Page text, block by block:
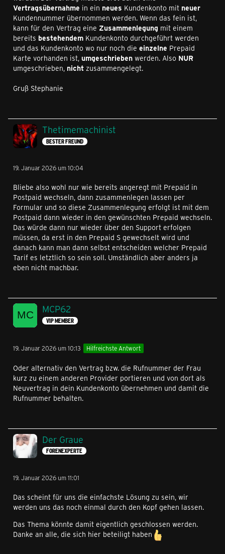
Vertragsübernahme in ein neues Kundenkonto mit neuer
Kundennummer übernommen werden. Wenn das fein ist,
kann für den Vertrag eine Zusammenlegung mit einem
bereits bestehendem Kundenkonto durchgeführt werden
und das Kundenkonto wo nur noch die einzelne Prepaid
Karte vorhanden ist, umgeschrieben werden. Also NUR
umgeschrieben, nicht zusammengelegt.
Gruß Stephanie
Thetimemachinist
BESTER FREUND
19. Januar 2026 um 10:04
Bliebe also wohl nur wie bereits angeregt mit Prepaid in
Postpaid wechseln, dann zusammenlegen lassen per
Formular und so diese Zusammenlegung erfolgt ist mit dem
Postpaid dann wieder in den gewünschten Prepaid wechseln.
Das würde dann nur wieder über den Support erfolgen
müssen, da erst in den Prepaid S gewechselt wird und
danach kann man dann selbst entscheiden welcher Prepaid
Tarif es letztlich so sein soll. Umständlich aber anders ja
eben nicht machbar.
MCP62
VIP MEMBER
19. Januar 2026 um 10:13 Hilfreichste Antwort
Oder alternativ den Vertrag bzw. die Rufnummer der Frau
kurz zu einem anderen Provider portieren und von dort als
Neuvertrag in dein Kundenkonto übernehmen und damit die
Rufnummer behalten.
Der Graue
FORENEXPERTE
19. Januar 2026 um 11:01
Das scheint für uns die einfachste Lösung zu sein, wir
werden uns das noch einmal durch den Kopf gehen lassen.
Das Thema könnte damit eigentlich geschlossen werden.
Danke an alle, die sich hier beteiligt haben